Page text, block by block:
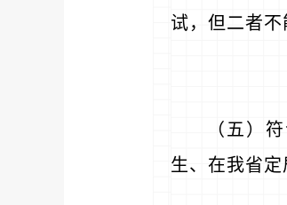
试，但二者
（五）
生、在我省定